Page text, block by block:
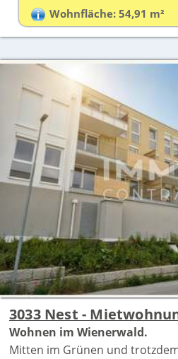
Wohnfläche: 54,91 m²
3033 Nest -
Wohnen im Wienerwald.
Mitten im Grünen und